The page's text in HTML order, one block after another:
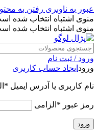
عبور به ناوبری رفتن به
منوی اشتباه انتخاب شده
منوی اشتباه انتخاب شده
ورود / ثبت نام
ورود ایجاد حساب کاربری
نام کاربری یا آدرس ایمیل *
رمز عبور * الزامی
ورود